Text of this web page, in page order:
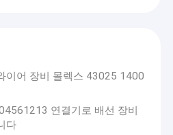
이어 장비 몰렉스 43025 1400
연결기로 배선 장비
다